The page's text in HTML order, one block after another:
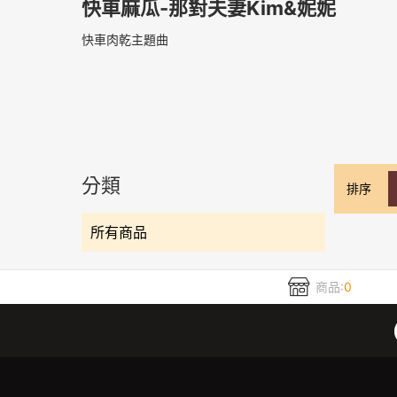
快車麻瓜-那對夫妻Kim&妮妮
快車肉乾主題曲
分類
所有商品
排序
商品:0